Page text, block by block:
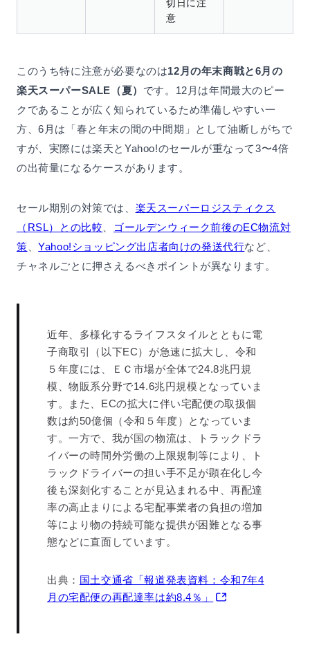
切日に注
意
このうち特に注意が必要なのは12月の年末商戦と6月の
楽天スーパーSALE（夏） です。12月は年間最大のピー
クであることが広く知られているため準備しやすい一
方、6月は「春と年末の間の中間期」として油断しがちで
すが、実際には楽天とYahoo!のセールが重なって3〜4倍
の出荷量になるケースがあります。
セール期別の対策では、 楽天スーパーロジスティクス
（RSL）との比較
ゴールデンウィーク前後のEC物流対
策 、Yahoo!ショッピング出店者向けの発送代行など、
チャネルごとに押さえるべきポイントが異なります。
近年、多様化するライフスタイルとともに電
子商取引（以下EC）が急速に拡大し、令和
５年度には、ＥＣ市場が全体で24.8兆円規
模、物販系分野で14.6兆円規模となっていま
す。また、ECの拡大に伴い宅配便の取扱個
数は約50億個（令和５年度）となっていま
す。一方で、我が国の物流は、トラックドラ
イバーの時間外労働の上限規制等により、ト
ラックドライバーの担い手不足が顕在化し今
後も深刻化することが見込まれる中、再配達
率の高止まりによる宅配事業者の負担の増加
等により物の持続可能な提供が困難となる事
態などに直面しています。
出典： 国土交通省「報道発表資料：令和7年4
月の宅配便の再配達率は約8.4％」